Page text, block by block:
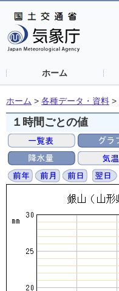
ホーム
ホーム > 各種データ・資料 >
１時間ごとの値